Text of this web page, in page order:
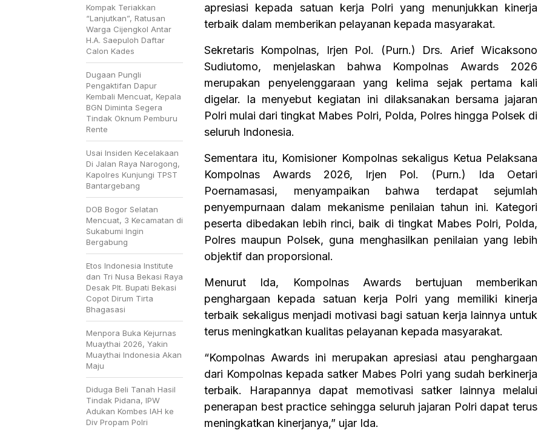
apresiasi kepada satuan kerja Polri yang menunjukkan kinerja
terbaik dalam memberikan pelayanan kepada masyarakat.
Sekretaris Kompolnas, Irjen Pol. (Purn.) Drs. Arief Wicaksono
Sudiutomo, menjelaskan bahwa Kompolnas Awards 2026
merupakan penyelenggaraan yang kelima sejak pertama kali
digelar. Ia menyebut kegiatan ini dilaksanakan bersama jajaran
Polri mulai dari tingkat Mabes Polri, Polda, Polres hingga Polsek di
seluruh Indonesia.
Sementara itu, Komisioner Kompolnas sekaligus Ketua Pelaksana
Kompolnas Awards 2026, Irjen Pol. (Purn.) Ida Oetari
Poernamasasi, menyampaikan bahwa terdapat sejumlah
penyempurnaan dalam mekanisme penilaian tahun ini. Kategori
peserta dibedakan lebih rinci, baik di tingkat Mabes Polri, Polda,
Polres maupun Polsek, guna menghasilkan penilaian yang lebih
objektif dan proporsional.
Menurut Ida, Kompolnas Awards bertujuan memberikan
penghargaan kepada satuan kerja Polri yang memiliki kinerja
terbaik sekaligus menjadi motivasi bagi satuan kerja lainnya untuk
terus meningkatkan kualitas pelayanan kepada masyarakat.
“Kompolnas Awards ini merupakan apresiasi atau penghargaan
dari Kompolnas kepada satker Mabes Polri yang sudah berkinerja
terbaik. Harapannya dapat memotivasi satker lainnya melalui
penerapan best practice sehingga seluruh jajaran Polri dapat terus
meningkatkan kinerjanya,” ujar Ida.
Kompak Teriakkan
“Lanjutkan”, Ratusan
Warga Cijengkol Antar
H.A. Saepuloh Daftar
Calon Kades
Dugaan Pungli
Pengaktifan Dapur
Kembali Mencuat, Kepala
BGN Diminta Segera
Tindak Oknum Pemburu
Rente
Usai Insiden Kecelakaan
Di Jalan Raya Narogong,
Kapolres Kunjungi TPST
Bantargebang
DOB Bogor Selatan
Mencuat, 3 Kecamatan di
Sukabumi Ingin
Bergabung
Etos Indonesia Institute
dan Tri Nusa Bekasi Raya
Desak Plt. Bupati Bekasi
Copot Dirum Tirta
Bhagasasi
Menpora Buka Kejurnas
Muaythai 2026, Yakin
Muaythai Indonesia Akan
Maju
Diduga Beli Tanah Hasil
Tindak Pidana, IPW
Adukan Kombes IAH ke
Div Propam Polri